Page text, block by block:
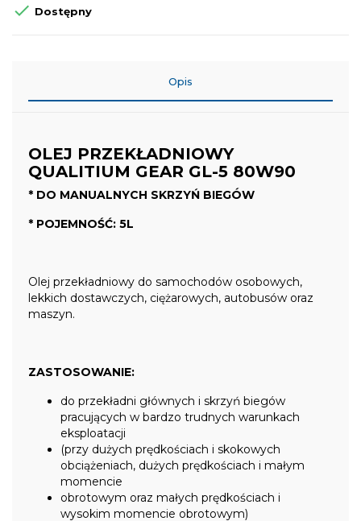
 Dostępny
Opis
OLEJ PRZEKŁADNIOWY
QUALITIUM GEAR GL-5 80W90
* DO MANUALNYCH SKRZYŃ BIEGÓW
* POJEMNOŚĆ: 5L
Olej przekładniowy do samochodów osobowych,
lekkich dostawczych, ciężarowych, autobusów oraz
maszyn.
ZASTOSOWANIE:
do przekładni głównych i skrzyń biegów
pracujących w bardzo trudnych warunkach
eksploatacji
(przy dużych prędkościach i skokowych
obciążeniach, dużych prędkościach i małym
momencie
obrotowym oraz małych prędkościach i
wysokim momencie obrotowym)